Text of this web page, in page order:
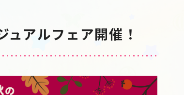
Artist
アルフェア開催！